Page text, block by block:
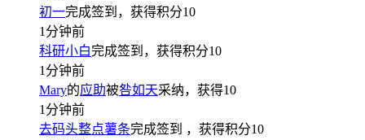
初一完成签到，获得积分10
1分钟前
科研小白完成签到，获得积分10
1分钟前
Mary的应助被咎如天采纳，获得10
1分钟前
去码头整点薯条完成签到 ，获得积分10